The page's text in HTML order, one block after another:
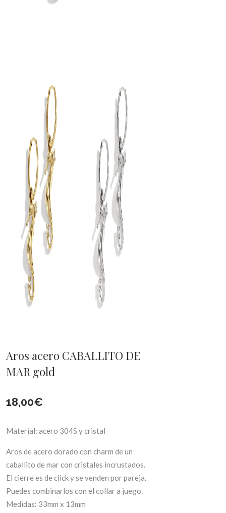
Aros acero CABALLITO DE
MAR gold
18,00€
Material: acero 304S y cristal
Aros de acero dorado con charm de un
caballito de mar con cristales incrustados.
El cierre es de click y se venden por pareja.
Puedes combinarlos con el collar a juego.
Medidas: 33mm x 13mm